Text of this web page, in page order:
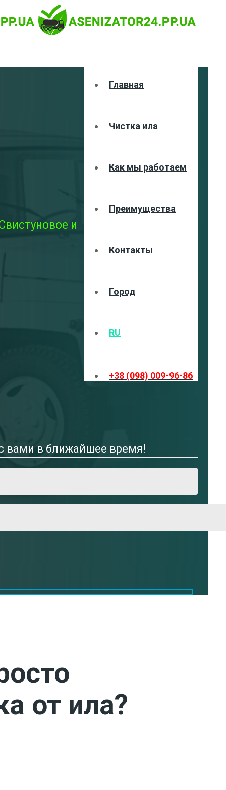
Главная
Чистка ила
Как мы работаем
Преимущества
Контакты
Город
RU
+38 (098) 009-96-86
и
вами в ближайшее время!
от ила?